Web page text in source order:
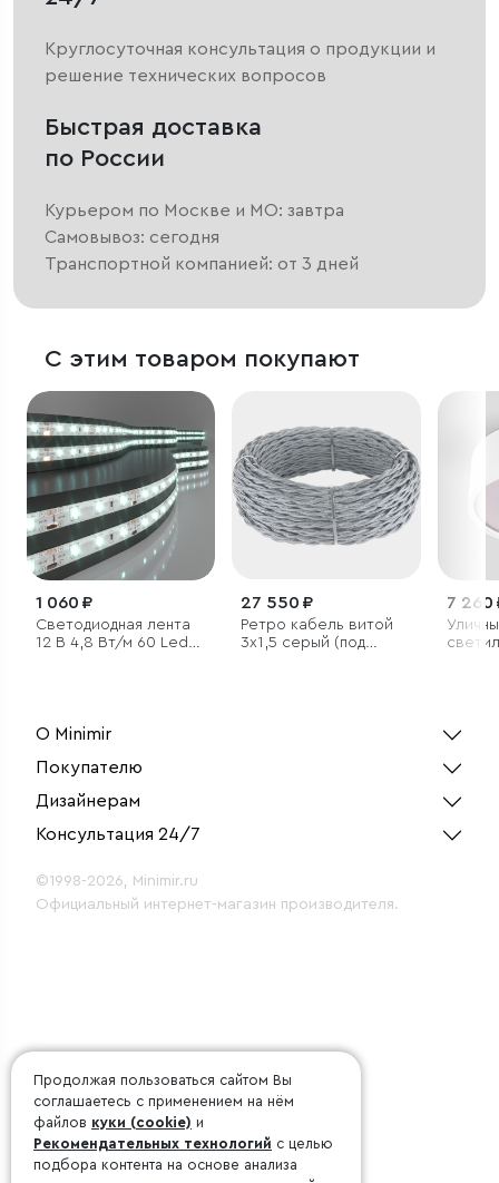
Круглосуточная консультация о продукции и
решение технических вопросов
Быстрая доставка
по России
Курьером по Москве и МО: завтра
Самовывоз: сегодня
Транспортной компанией: от 3 дней
С этим товаром покупают
1 060 ₽
Светодиодная лента
12 В 4,8 Вт/м 60 Led/
27 550 ₽
Ретро кабель витой
3х1,5 серый (под
7 260
О Minimir
Покупателю
Дизайнерам
Консультация 24/7
©1998-2026, Minimir.ru
Официальный интернет-магазин производителя.
Продолжая пользоваться сайтом Вы
соглашаетесь с применением на нём
файлов куки (cookie) и
Рекомендательных технологий с целью
подбора контента на основе анализа